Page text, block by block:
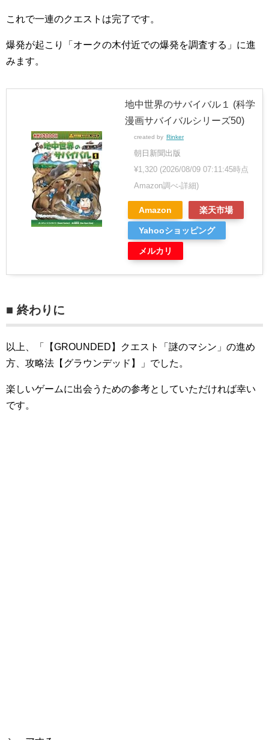
これで一連のクエストは完了です。
爆発が起こり「オークの木付近での爆発を調査する」に進
みます。
地中世界のサバイバル１ (科学
漫画サバイバルシリーズ50)
created by Rinker
朝日新聞出版
¥1,320 (2026/08/09 07:11:45時点
Amazon調べ-詳細)
Amazon 楽天市場
Yahooショッピング
メルカリ
■ 終わりに
以上、「【GROUNDED】クエスト「謎のマシン」の進め
方、攻略法【グラウンデッド】」でした。
楽しいゲームに出会うための参考としていただければ幸い
です。